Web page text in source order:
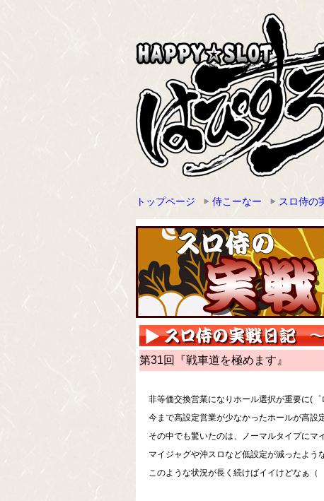
トップページ 侍こーなー スロ侍の
第31回『戦車道を極めます』
非等価交換営業になりホール選択が重要に(゜
今まで高設定営業が少なかったホールが高設
その中でも驚いたのは、ノーマルタイプにマ
マイジャグや沖スロなど低設定が減ったよう
このような状況が長く続けばイイけどなぁ（